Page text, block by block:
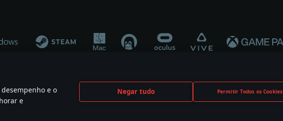
e o
e
Negar tudo Permitir Todos os Cookies
significa participação no desenvolvimento, patrocínio ou aval do respetivo construtor.
are the property of their respective owners.